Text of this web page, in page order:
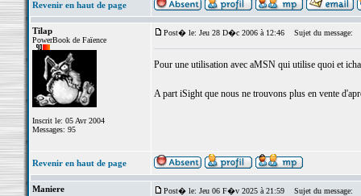
Revenir en haut de page
Tilap
PowerBook de Faïence
Inscrit le: 05 Avr 2004
Messages: 95
Post� le: Jeu 28 D�c 2006 à 12:46 Sujet du message:
Pour une utilisation avec aMSN qui utilise quoi et
A part iSight que nous ne trouvons plus en vente
Revenir en haut de page
Maniere Post� le: Jeu 06 F�v 2025 à 21:59 Sujet du message: